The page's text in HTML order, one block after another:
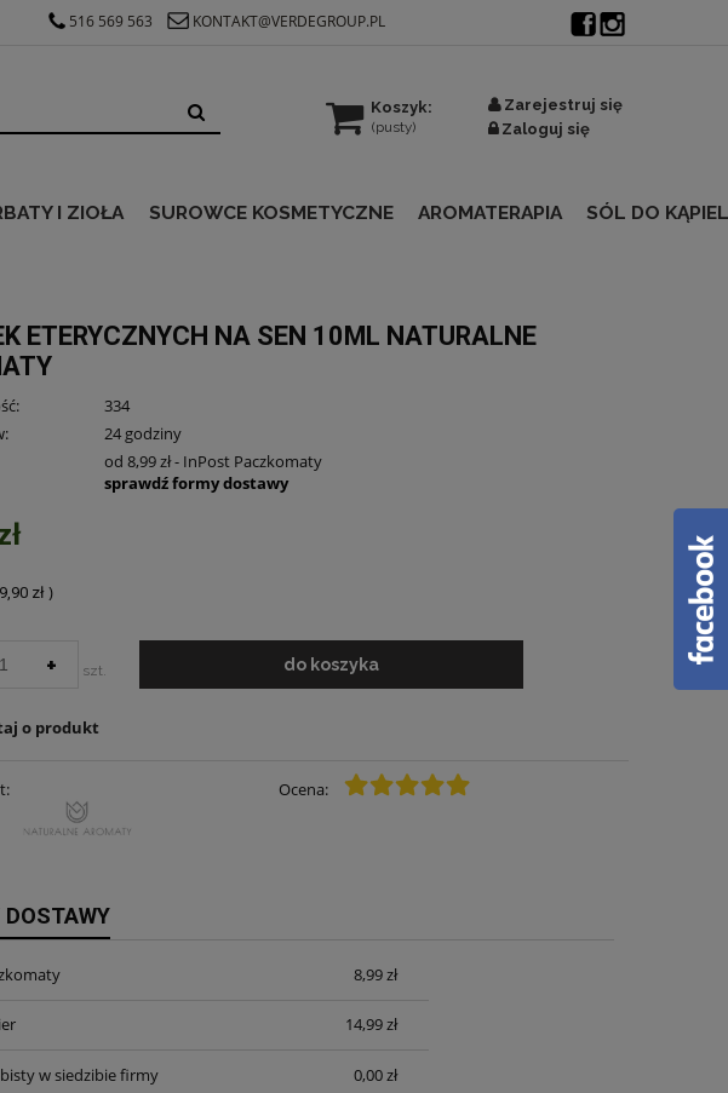
Zarejestruj się
Zaloguj się
Koszyk:
(pusty)
I ZIOŁA SUROWCE KOSMETYCZNE AROMATERAPIA SÓL DO
516 569 563 KONTAKT@VERDEGROUP.PL
ETERYCZNYCH NA SEN 10ML NATURALNE
334
24 godziny
od 8,99 zł- InPost Paczkomaty
sprawdź formy dostawy
zł)
+ szt. do koszyka
Ocena:
o produkt
8,99 zł
14,99 zł
w siedzibie firmy 0,00 zł